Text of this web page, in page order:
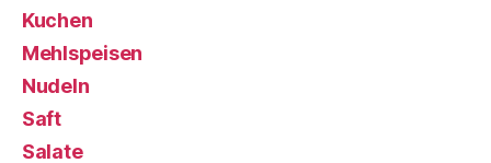
Kuchen
Mehlspeisen
Nudeln
Saft
Salate